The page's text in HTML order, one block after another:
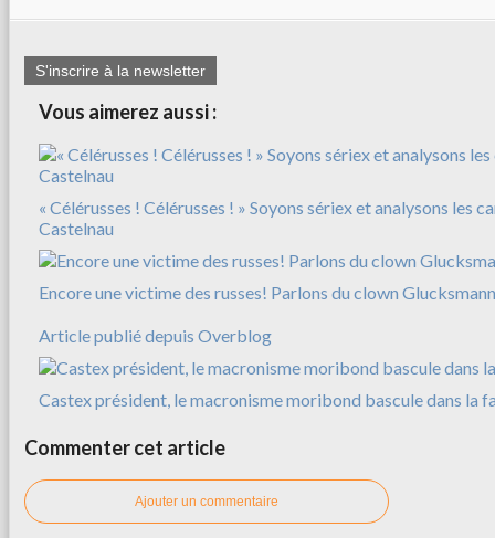
S'inscrire à la newsletter
Vous aimerez aussi :
« Célérusses ! Célérusses ! » Soyons sériex et analysons les
Castelnau
Encore une victime des russes! Parlons du clown Glucksmann
Article publié depuis Overblog
Castex président, le macronisme moribond bascule dans la
Commenter cet article
Ajouter un commentaire